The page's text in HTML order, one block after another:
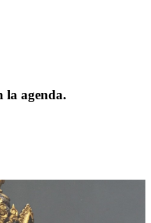
la agenda.